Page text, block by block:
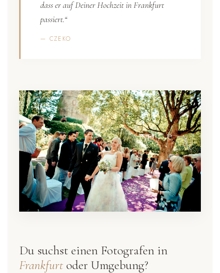
dass er auf Deiner Hochzeit in Frankfurt
passiert.“
— CZEKO
Du suchst einen Fotografen in
Frankfurtoder Umgebung?